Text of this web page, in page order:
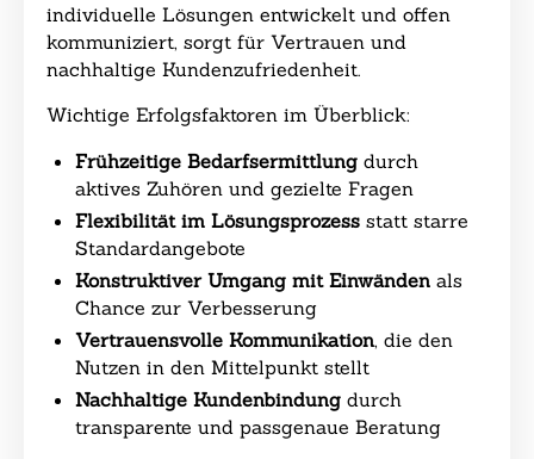
individuelle Lösungen entwickelt und offen
kommuniziert, sorgt für Vertrauen und
nachhaltige Kundenzufriedenheit.
Wichtige Erfolgsfaktoren im Überblick:
Frühzeitige Bedarfsermittlungdurch
aktives Zuhören und gezielte Fragen
Flexibilität im Lösungsprozessstatt starre
Standardangebote
Konstruktiver Umgang mit Einwändenals
Chance zur Verbesserung
Vertrauensvolle Kommunikation, die den
Nutzen in den Mittelpunkt stellt
Nachhaltige Kundenbindungdurch
transparente und passgenaue Beratung